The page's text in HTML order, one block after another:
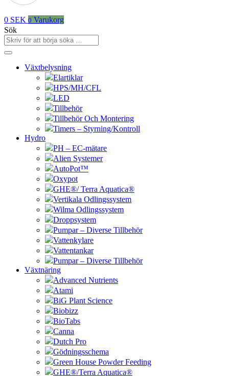
0 SEK 0 Varukorg
Sök
Växtbelysning
Elartiklar
HPS/MH/CFL
LED
Tillbehör
Tillbehör Och Montering
Timers – Styrning/Kontroll
Hydro
PH – EC-mätare
Alien Systemer
AutoPot™
Oxypot
GHE®/ Terra Aquatica®
Vertikala Odlingssystem
Wilma Odlingssystem
Droppsystem
Pumpar – Diverse Tillbehör
Vattenkylare
Vattentankar
Pumpar – Diverse Tillbehör
Växtnäring
Advanced Nutrients
Atami
BiG Plant Science
Biobizz
BioTabs
Canna
Dutch Pro
Gödningsschema
Green House Powder Feeding
GHE®/Terra Aquatica®